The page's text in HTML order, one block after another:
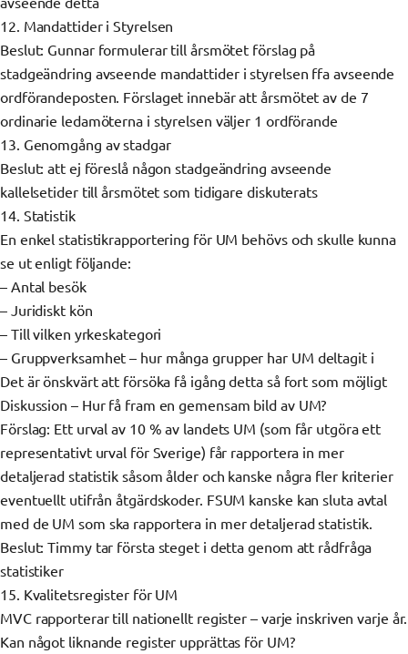
12. Mandattider i Styrelsen
Beslut: Gunnar formulerar till årsmötet förslag på
stadgeändring avseende mandattider i styrelsen ffa avseende
ordförandeposten. Förslaget innebär att årsmötet av de 7
ordinarie ledamöterna i styrelsen väljer 1 ordförande
13. Genomgång av stadgar
Beslut: att ej föreslå någon stadgeändring avseende
kallelsetider till årsmötet som tidigare diskuterats
14. Statistik
En enkel statistikrapportering för UM behövs och skulle kunna
se ut enligt följande:
– Antal besök
– Juridiskt kön
– Till vilken yrkeskategori
– Gruppverksamhet – hur många grupper har UM deltagit i
Det är önskvärt att försöka få igång detta så fort som möjligt
Diskussion – Hur få fram en gemensam bild av UM?
Förslag: Ett urval av 10 % av landets UM (som får utgöra ett
representativt urval för Sverige) får rapportera in mer
detaljerad statistik såsom ålder och kanske några fler kriterier
eventuellt utifrån åtgärdskoder. FSUM kanske kan sluta avtal
med de UM som ska rapportera in mer detaljerad statistik.
Beslut: Timmy tar första steget i detta genom att rådfråga
statistiker
15. Kvalitetsregister för UM
MVC rapporterar till nationellt register – varje inskriven varje år.
Kan något liknande register upprättas för UM?